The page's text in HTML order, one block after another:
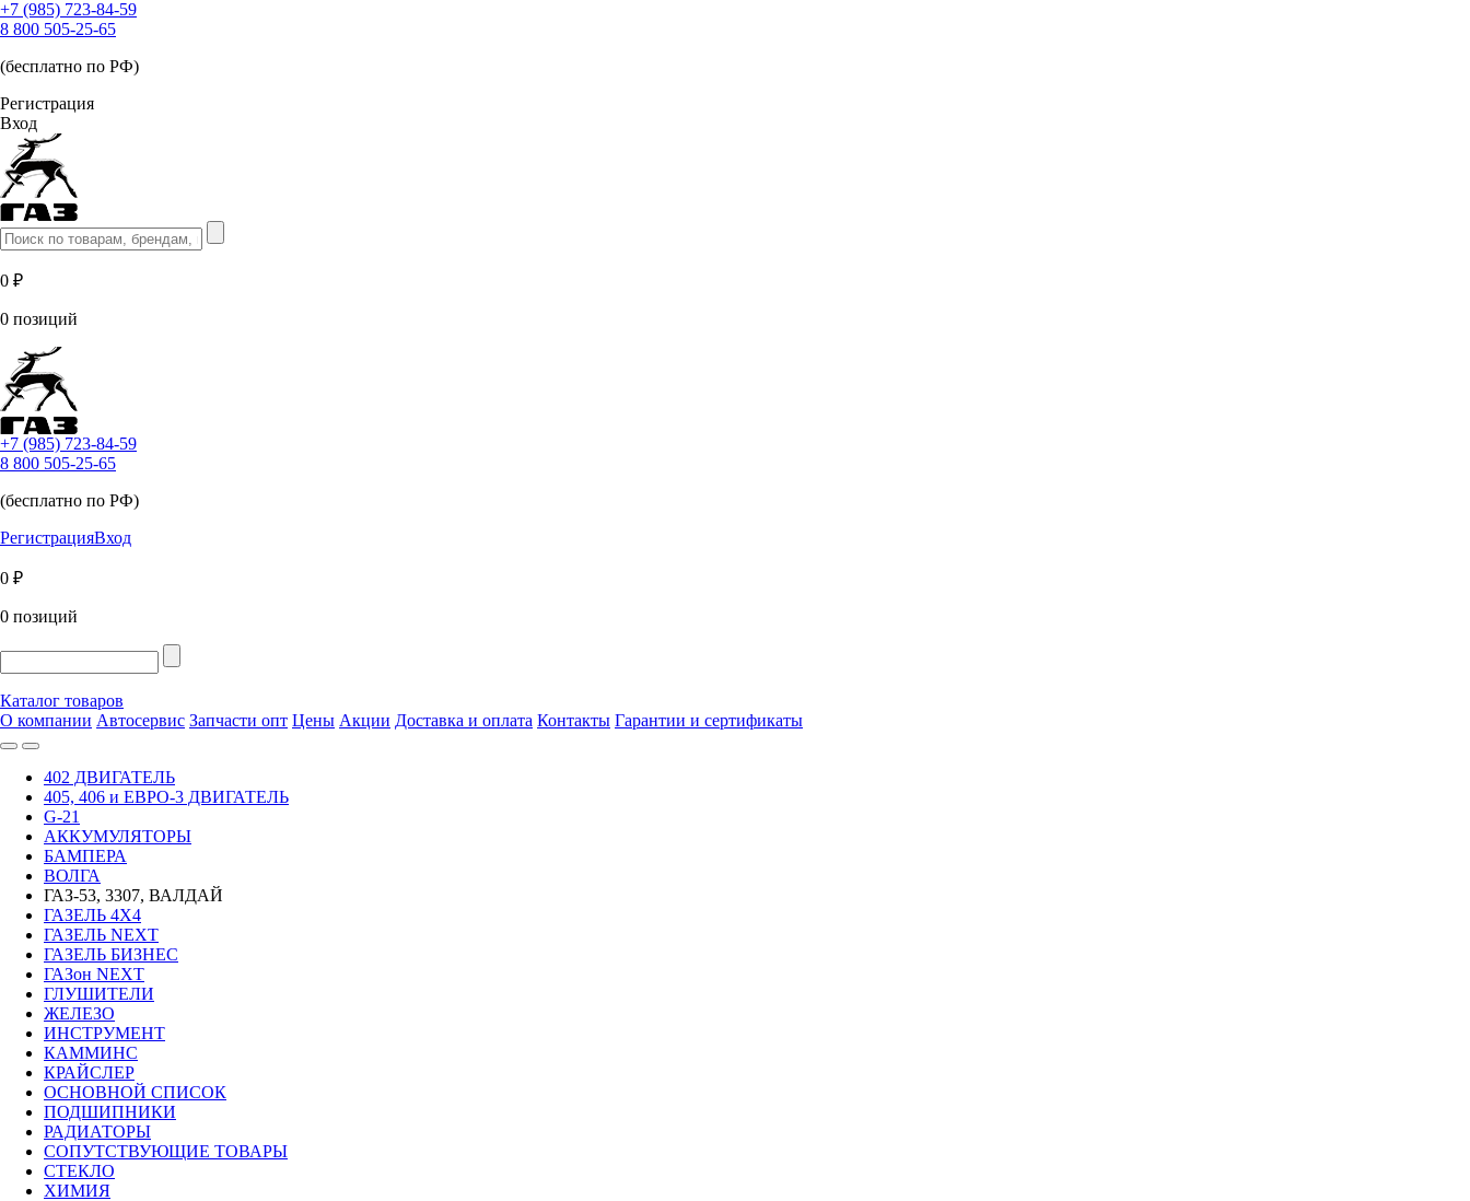
+7 (985) 723-84-59
8 800 505-25-65
(бесплатно по РФ)
Регистрация
Вход
0 ₽
0 позиций
+7 (985) 723-84-59
8 800 505-25-65
(бесплатно по РФ)
РегистрацияВход
0 ₽
0 позиций
Каталог товаров
О компании Автосервис Запчасти опт Цены Акции Доставка и оплата Контакты Гарантии и сертификаты
402 ДВИГАТЕЛЬ
405, 406 и ЕВРО-3 ДВИГАТЕЛЬ
G-21
АККУМУЛЯТОРЫ
БАМПЕРА
ВОЛГА
ГАЗ-53, 3307, ВАЛДАЙ
ГАЗЕЛЬ 4Х4
ГАЗЕЛЬ NEXT
ГАЗЕЛЬ БИЗНЕС
ГАЗон NEXT
ГЛУШИТЕЛИ
ЖЕЛЕЗО
ИНСТРУМЕНТ
КАММИНС
КРАЙСЛЕР
ОСНОВНОЙ СПИСОК
ПОДШИПНИКИ
РАДИАТОРЫ
СОПУТСТВУЮЩИЕ ТОВАРЫ
СТЕКЛО
ХИМИЯ